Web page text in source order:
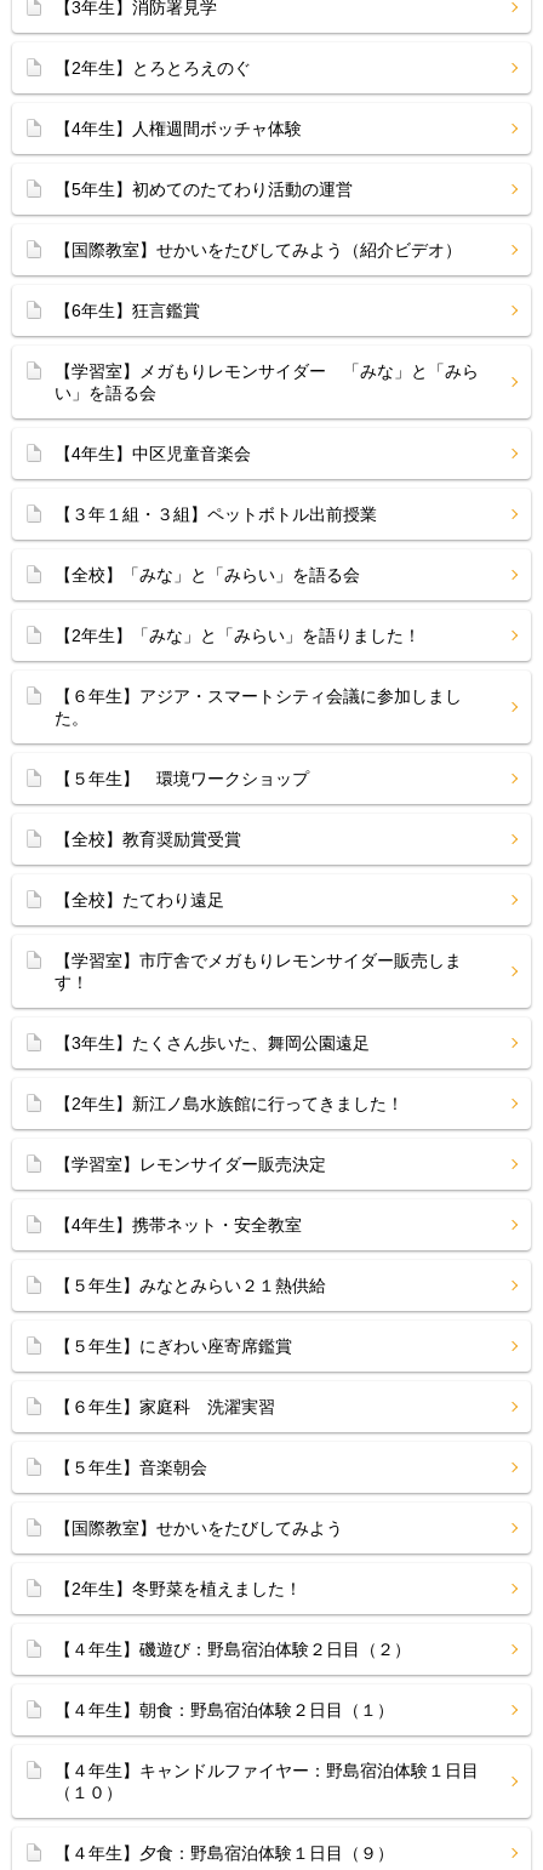
【3年生】消防署見学
【2年生】とろとろえのぐ
【4年生】人権週間ボッチャ体験
【5年生】初めてのたてわり活動の運営
【国際教室】せかいをたびしてみよう（紹介ビデオ）
【6年生】狂言鑑賞
【学習室】メガもりレモンサイダー 「みな」と「みら
い」を語る会
【4年生】中区児童音楽会
【３年１組・３組】ペットボトル出前授業
【全校】「みな」と「みらい」を語る会
【2年生】「みな」と「みらい」を語りました！
【６年生】アジア・スマートシティ会議に参加しまし
た。
【５年生】 環境ワークショップ
【全校】教育奨励賞受賞
【全校】たてわり遠足
【学習室】市庁舎でメガもりレモンサイダー販売しま
す！
【3年生】たくさん歩いた、舞岡公園遠足
【2年生】新江ノ島水族館に行ってきました！
【学習室】レモンサイダー販売決定
【4年生】携帯ネット・安全教室
【５年生】みなとみらい２１熱供給
【５年生】にぎわい座寄席鑑賞
【６年生】家庭科 洗濯実習
【５年生】音楽朝会
【国際教室】せかいをたびしてみよう
【2年生】冬野菜を植えました！
【４年生】磯遊び：野島宿泊体験２日目（２）
【４年生】朝食：野島宿泊体験２日目（１）
【４年生】キャンドルファイヤー：野島宿泊体験１日目
（１０）
【４年生】夕食：野島宿泊体験１日目（９）